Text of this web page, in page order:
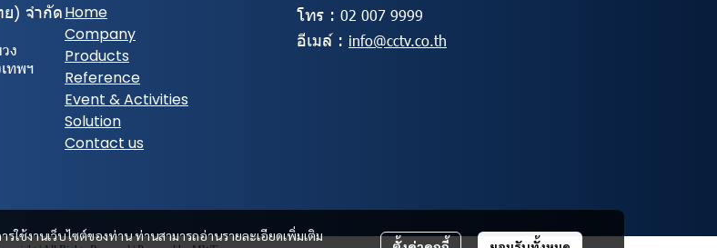
ช้งานเว็บไซต์ของท่าน ท่านสามารถอ่านรายละเอียดเพิ่มเติม
) จํากัด
ง
ทพฯ
Home
Company
Products
Reference
Event & Activities
Solution
Contact us
โทร : 02 007 9999
อีเมล์ : info@cctv.co.th